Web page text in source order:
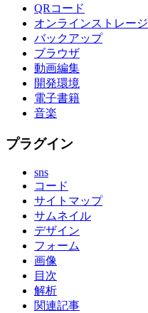
QRコード
オンラインストレージ
バックアップ
ブラウザ
動画編集
開発環境
電子書籍
音楽
プラグイン
sns
コード
サイトマップ
サムネイル
デザイン
フォーム
画像
目次
解析
関連記事